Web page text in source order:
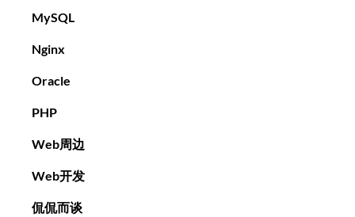
MySQL
Nginx
Oracle
PHP
Web周边
Web开发
侃侃而谈